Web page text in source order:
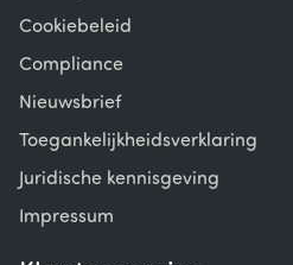
Cookiebeleid
Compliance
Nieuwsbrief
Toegankelijkheidsverklaring
Juridische kennisgeving
Impressum